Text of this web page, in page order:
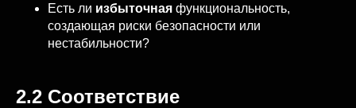
Есть ли избыточная функциональность,
создающая риски безопасности или
нестабильности?
2.2 Соответствие